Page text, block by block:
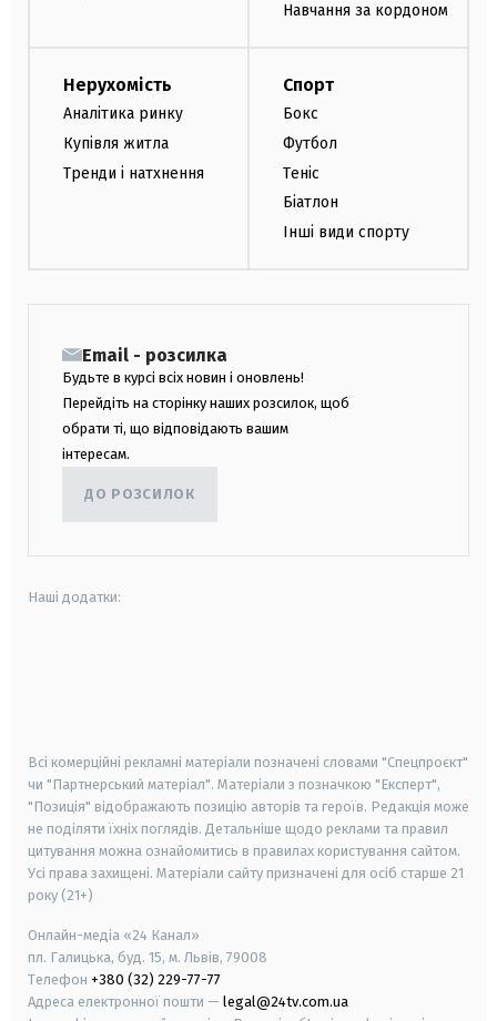
Навчання за кордоном
Нерухомість
Аналітика ринку
Купівля житла
Тренди і натхнення
Спорт
Бокс
Футбол
Теніс
Біатлон
Інші види спорту
Email - розсилка
Будьте в курсі всіх новин і оновлень!
Перейдіть на сторінку наших розсилок, щоб
обрати ті, що відповідають вашим
інтересам.
ДО РОЗСИЛОК
Наші додатки:
Всі комерційні рекламні матеріали позначені словами "Спецпроєкт"
чи "Партнерський матеріал". Матеріали з позначкою "Експерт",
"Позиція" відображають позицію авторів та героїв. Редакція може
не поділяти їхніх поглядів. Детальніше щодо реклами та правил
цитування можна ознайомитись в правилах користування сайтом.
Усі права захищені. Матеріали сайту призначені для осіб старше 21
року (21+)
Онлайн-медіа «24 Канал»
пл. Галицька, буд. 15, м. Львів, 79008
Телефон +380 (32) 229-77-77
Адреса електронної пошти — legal@24tv.com.ua